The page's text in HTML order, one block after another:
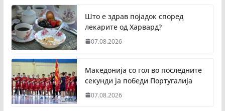
Што е здрав појадок според
лекарите од Харвард?
07.08.2026
Македонија со гол во последните
секунди ја победи Португалија
07.08.2026